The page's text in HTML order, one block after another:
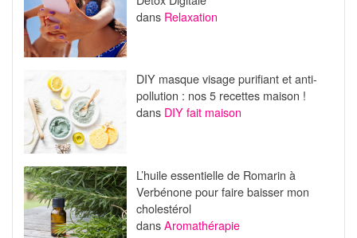
dans Relaxation
DIY masque visage purifiant et anti-
pollution : nos 5 recettes maison !
dans DIY fait maison
L’huile essentielle de Romarin à
Verbénone pour faire baisser mon
cholestérol
dansAromathérapie